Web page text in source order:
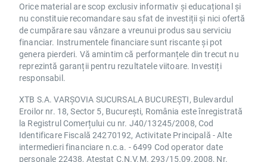
Orice material are scop exclusiv informativ și educațional și
nu constituie recomandare sau sfat de investiții și nici ofertă
de cumpărare sau vânzare a vreunui produs sau serviciu
financiar. Instrumentele financiare sunt riscante și pot
genera pierderi. Vă amintim că performanțele din trecut nu
reprezintă garanții pentru rezultatele viitoare. Investiți
responsabil.
XTB S.A. VARȘOVIA SUCURSALA BUCUREȘTI, Bulevardul
Eroilor nr. 18, Sector 5, București, România este înregistrată
la Registrul Comerțului cu nr. J40/13245/2008, Cod
Identificare Fiscală 24270192, Activitate Principală - Alte
intermedieri financiare n.c.a. - 6499 Cod operator date
personale 22438, Atestat C.N.V.M. 293/15.09.2008, Nr.